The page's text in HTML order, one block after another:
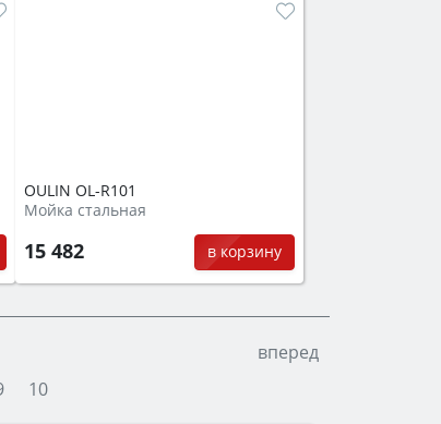
OULIN OL-R101
Мойка стальная
15 482 в корзину
вперед
10